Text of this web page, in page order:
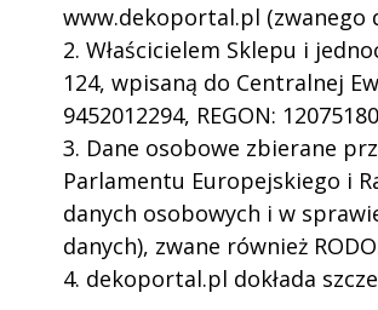
www.dekoportal.pl (zwanego
2. Właścicielem Sklepu i
124, wpisaną do Centralnej
9452012294, REGON:
3. Dane osobowe zbierane
Parlamentu Europejskiego i
danych osobowych i w
danych), zwane również
4. dekoportal.pl dokłada